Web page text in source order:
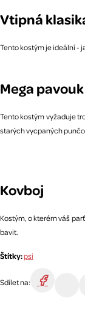
Vtipná
Tento kostým je ideální -
Mega pavouk
Tento kostým vyžaduje
starých vycpaných
Kovboj
Kostým, o kterém váš
bavit.
Štítky:psi
Sdílet na: